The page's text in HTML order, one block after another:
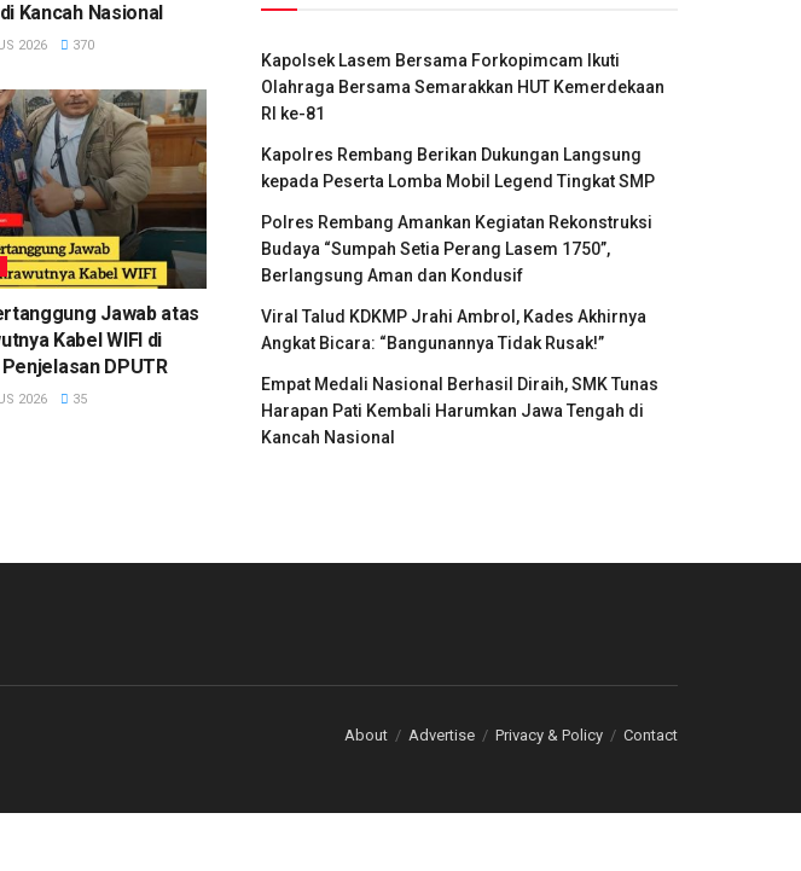
Kancah Nasional
2026 370
Jawab atas
Kabel WIFI di
DPUTR
2026 35
Kapolsek Lasem Bersama Forkopimcam Ikuti
Olahraga Bersama Semarakkan HUT Kemerdekaan
RI ke-81
Kapolres Rembang Berikan Dukungan Langsung
kepada Peserta Lomba Mobil Legend Tingkat SMP
Polres Rembang Amankan Kegiatan Rekonstruksi
Budaya “Sumpah Setia Perang Lasem 1750”,
Berlangsung Aman dan Kondusif
Viral Talud KDKMP Jrahi Ambrol, Kades Akhirnya
Angkat Bicara: “Bangunannya Tidak Rusak!”
Empat Medali Nasional Berhasil Diraih, SMK Tunas
Harapan Pati Kembali Harumkan Jawa Tengah di
Kancah Nasional
About Advertise Privacy & Policy Contact